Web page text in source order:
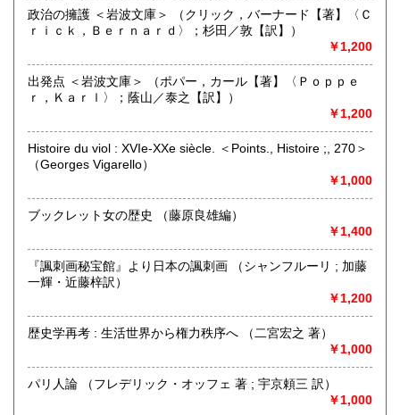
沿線名：京王井の頭線
最寄駅：駒場東大前
定休日：なし
書籍の買取について
和洋学術書を中心に取り扱っております。
お持込は随時歓迎。(事前にご一報いただけると助かります)
出張買取も承ります。
取り扱い分野
和洋学術、芸術（美術、音楽、演劇、映画）、文学書を中心
に取り扱っております
政治の擁護 ＜岩波文庫＞ （クリック，バーナード【著】〈Ｃ
ｒｉｃｋ，Ｂｅｒｎａｒｄ〉；杉田／敦【訳】）
￥1,200
出発点 ＜岩波文庫＞ （ポパー，カール【著】〈Ｐｏｐｐｅ
ｒ，Ｋａｒｌ〉；蔭山／泰之【訳】）
￥1,200
Histoire du viol : XVIe-XXe siècle. ＜Points., Histoire ;, 270＞
（Georges Vigarello）
￥1,000
ブックレット女の歴史 （藤原良雄編）
￥1,400
『諷刺画秘宝館』より日本の諷刺画 （シャンフルーリ ; 加藤
一輝・近藤梓訳）
￥1,200
歴史学再考 : 生活世界から権力秩序へ （二宮宏之 著）
￥1,000
パリ人論 （フレデリック・オッフェ 著 ; 宇京頼三 訳）
￥1,000